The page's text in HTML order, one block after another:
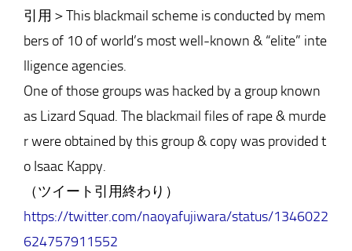
引用＞This blackmail scheme is conducted by mem
bers of 10 of world’s most well-known & “elite” inte
lligence agencies.
One of those groups was hacked by a group known
as Lizard Squad. The blackmail files of rape & murde
r were obtained by this group & copy was provided t
o Isaac Kappy.
（ツイート引用終わり）
https://twitter.com/naoyafujiwara/status/1346022
624757911552